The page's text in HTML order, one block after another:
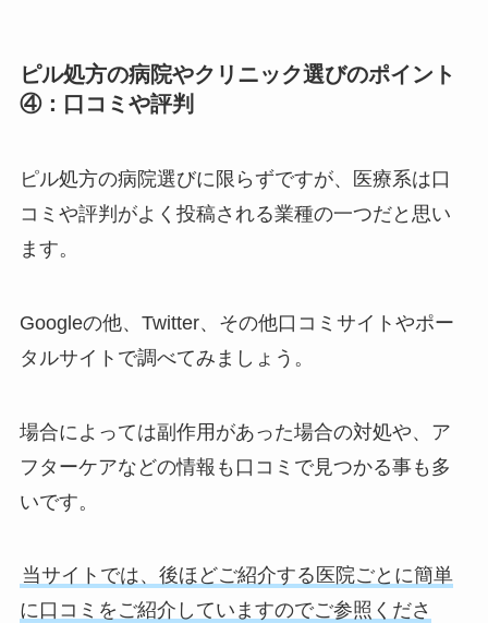
ピル処方の病院やクリニック選びのポイント
④：口コミや評判
ピル処方の病院選びに限らずですが、医療系は口
コミや評判がよく投稿される業種の一つだと思い
ます。
Googleの他、Twitter、その他口コミサイトやポー
タルサイトで調べてみましょう。
場合によっては副作用があった場合の対処や、ア
フターケアなどの情報も口コミで見つかる事も多
いです。
当サイトでは、後ほどご紹介する医院ごとに簡単
に口コミをご紹介していますのでご参照くださ